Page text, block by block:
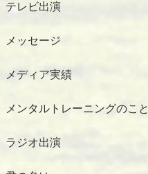
テレビ出演
メッセージ
メディア実績
メンタルトレーニングのこと
ラジオ出演